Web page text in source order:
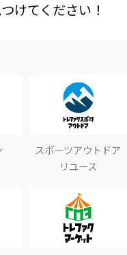
けてください！
スポーツアウトドア
リユース